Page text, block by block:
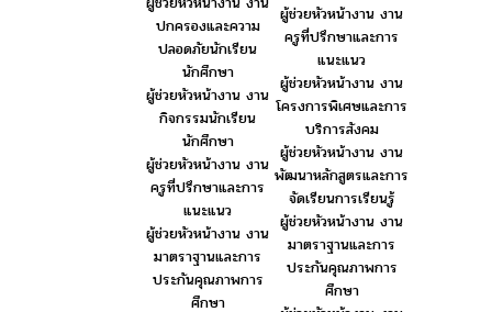
ปกครองและความ
ปลอดภัยนักเรียน
นักศึกษา
ผู้ช่วยหัวหน้างาน งาน
กิจกรรมนักเรียน
นักศึกษา
ผู้ช่วยหัวหน้างาน งาน
ครูที่ปรึกษาและการ
แนะแนว
ผู้ช่วยหัวหน้างาน งาน
มาตราฐานและการ
ประกันคุณภาพการ
ศึกษา
ผู้ช่วยหัวหน้างาน งาน
ครูที่ปรึกษาและการ
แนะแนว
ผู้ช่วยหัวหน้างาน งาน
โครงการพิเศษและการ
บริการสังคม
ผู้ช่วยหัวหน้างาน งาน
พัฒนาหลักสูตรและการ
จัดเรียนการเรียนรู้
ผู้ช่วยหัวหน้างาน งาน
มาตราฐานและการ
ประกันคุณภาพการ
ศึกษา